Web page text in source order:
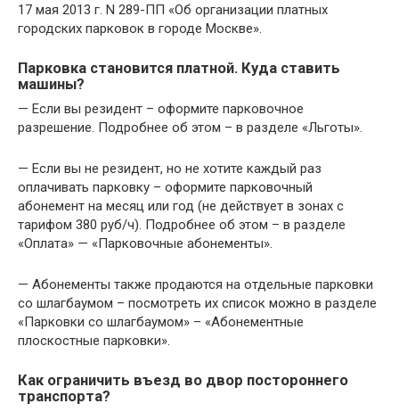
17 мая 2013 г. N 289-ПП «Об организации платных
городских парковок в городе Москве».
Парковка становится платной. Куда ставить
машины?
— Если вы резидент – оформите парковочное
разрешение. Подробнее об этом – в разделе «Льготы».
— Если вы не резидент, но не хотите каждый раз
оплачивать парковку – оформите парковочный
абонемент на месяц или год (не действует в зонах с
тарифом 380 руб/ч). Подробнее об этом – в разделе
«Оплата» — «Парковочные абонементы».
­— Абонементы также продаются на отдельные парковки
со шлагбаумом – посмотреть их список можно в разделе
«Парковки со шлагбаумом» – «Абонементные
плоскостные парковки».
Как ограничить въезд во двор постороннего
транспорта?